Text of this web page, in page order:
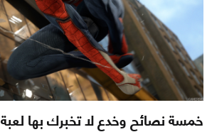
خمسة نصائح وخدع لا تخبرك بها لعبة Spider-Man